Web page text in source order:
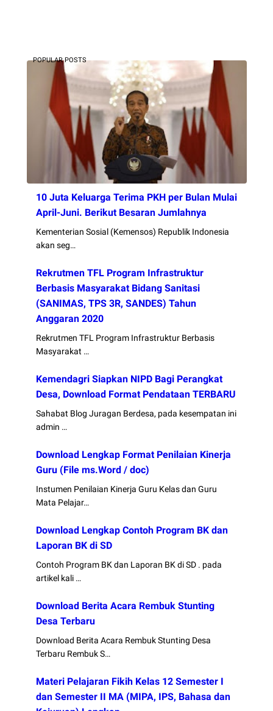
POPULAR POSTS
10 Juta Keluarga Terima PKH per Bulan Mulai
April-Juni. Berikut Besaran Jumlahnya
Kementerian Sosial (Kemensos) Republik Indonesia
akan seg…
Rekrutmen TFL Program Infrastruktur
Berbasis Masyarakat Bidang Sanitasi
(SANIMAS, TPS 3R, SANDES) Tahun
Anggaran 2020
Rekrutmen TFL Program Infrastruktur Berbasis
Masyarakat …
Kemendagri Siapkan NIPD Bagi Perangkat
Desa, Download Format Pendataan TERBARU
Sahabat Blog Juragan Berdesa, pada kesempatan ini
admin …
Download Lengkap Format Penilaian Kinerja
Guru (File ms.Word / doc)
Instumen Penilaian Kinerja Guru Kelas dan Guru
Mata Pelajar…
Download Lengkap Contoh Program BK dan
Laporan BK di SD
Contoh Program BK dan Laporan BK di SD . pada
artikel kali …
Download Berita Acara Rembuk Stunting
Desa Terbaru
Download Berita Acara Rembuk Stunting Desa
Terbaru Rembuk S…
Materi Pelajaran Fikih Kelas 12 Semester I
dan Semester II MA (MIPA, IPS, Bahasa dan